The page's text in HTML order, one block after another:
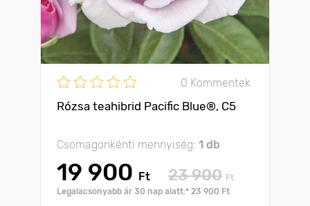
0 Kommentek
Rózsa teahibrid Pacific Blue®, C5
Csomagonkénti mennyiség: 1 db
19 900 Ft 23 900 Ft
Legalacsonyabb ár 30 nap alatt:* 23 900 Ft